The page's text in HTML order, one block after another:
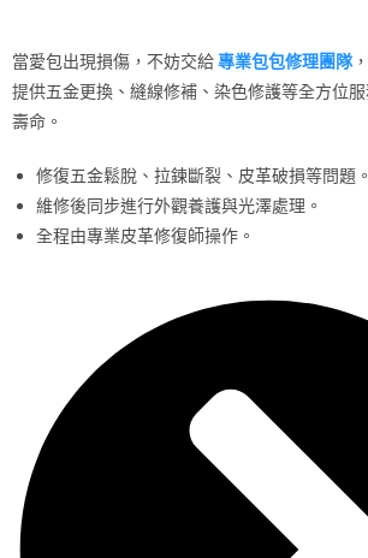
當愛包出現損傷，不妨交給專業包包修理團隊，
提供五金更換、縫線修補、染色修護等全方位
壽命。
修復五金鬆脫、拉鍊斷裂、皮革破損等問題。
維修後同步進行外觀養護與光澤處理。
全程由專業皮革修復師操作。